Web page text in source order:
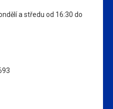
a středu od 16:30 do